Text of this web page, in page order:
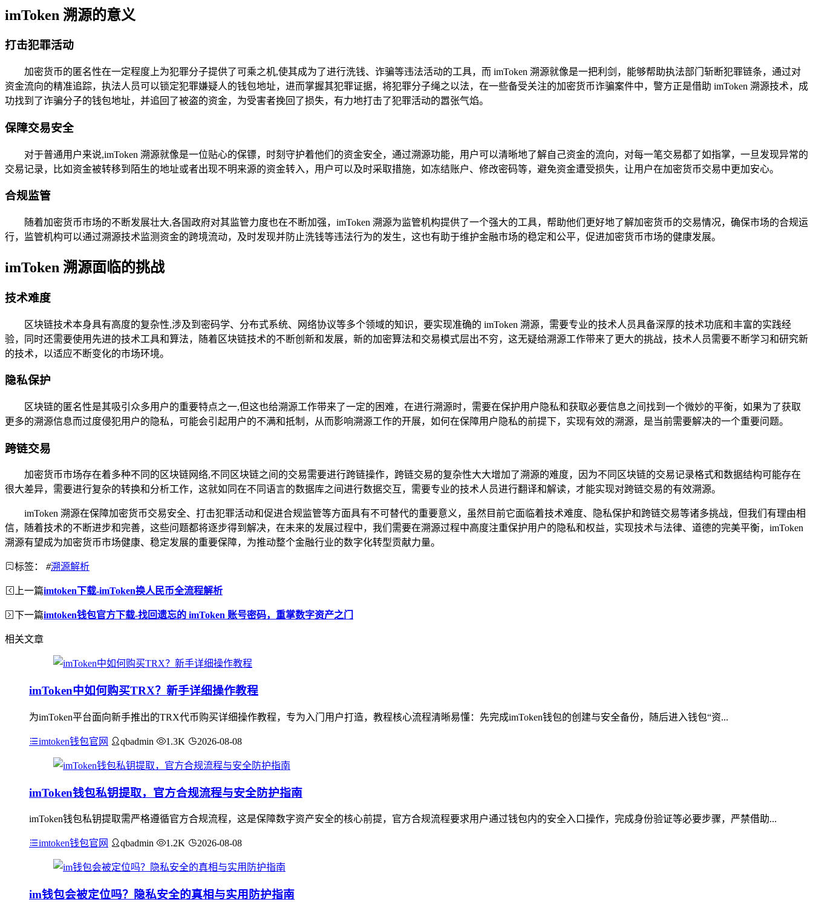
imToken 溯源的意义
打击犯罪活动
加密货币的匿名性在一定程度上为犯罪分子提供了可乘之机,使其成为了进行洗钱、诈骗等违法活动的工具，而 imToken 溯源就像是一把利剑，能够帮助执法部门斩断犯罪链条，通过对
资金流向的精准追踪，执法人员可以锁定犯罪嫌疑人的钱包地址，进而掌握其犯罪证据，将犯罪分子绳之以法，在一些备受关注的加密货币诈骗案件中，警方正是借助 imToken 溯源技术，成
功找到了诈骗分子的钱包地址，并追回了被盗的资金，为受害者挽回了损失，有力地打击了犯罪活动的嚣张气焰。
保障交易安全
对于普通用户来说,imToken 溯源就像是一位贴心的保镖，时刻守护着他们的资金安全，通过溯源功能，用户可以清晰地了解自己资金的流向，对每一笔交易都了如指掌，一旦发现异常的
交易记录，比如资金被转移到陌生的地址或者出现不明来源的资金转入，用户可以及时采取措施，如冻结账户、修改密码等，避免资金遭受损失，让用户在加密货币交易中更加安心。
合规监管
随着加密货币市场的不断发展壮大,各国政府对其监管力度也在不断加强，imToken 溯源为监管机构提供了一个强大的工具，帮助他们更好地了解加密货币的交易情况，确保市场的合规运
行，监管机构可以通过溯源技术监测资金的跨境流动，及时发现并防止洗钱等违法行为的发生，这也有助于维护金融市场的稳定和公平，促进加密货币市场的健康发展。
imToken 溯源面临的挑战
技术难度
区块链技术本身具有高度的复杂性,涉及到密码学、分布式系统、网络协议等多个领域的知识，要实现准确的 imToken 溯源，需要专业的技术人员具备深厚的技术功底和丰富的实践经
验，同时还需要使用先进的技术工具和算法，随着区块链技术的不断创新和发展，新的加密算法和交易模式层出不穷，这无疑给溯源工作带来了更大的挑战，技术人员需要不断学习和研究新
的技术，以适应不断变化的市场环境。
隐私保护
区块链的匿名性是其吸引众多用户的重要特点之一,但这也给溯源工作带来了一定的困难，在进行溯源时，需要在保护用户隐私和获取必要信息之间找到一个微妙的平衡，如果为了获取
更多的溯源信息而过度侵犯用户的隐私，可能会引起用户的不满和抵制，从而影响溯源工作的开展，如何在保障用户隐私的前提下，实现有效的溯源，是当前需要解决的一个重要问题。
跨链交易
加密货币市场存在着多种不同的区块链网络,不同区块链之间的交易需要进行跨链操作，跨链交易的复杂性大大增加了溯源的难度，因为不同区块链的交易记录格式和数据结构可能存在
很大差异，需要进行复杂的转换和分析工作，这就如同在不同语言的数据库之间进行数据交互，需要专业的技术人员进行翻译和解读，才能实现对跨链交易的有效溯源。
imToken 溯源在保障加密货币交易安全、打击犯罪活动和促进合规监管等方面具有不可替代的重要意义，虽然目前它面临着技术难度、隐私保护和跨链交易等诸多挑战，但我们有理由相
信，随着技术的不断进步和完善，这些问题都将逐步得到解决，在未来的发展过程中，我们需要在溯源过程中高度注重保护用户的隐私和权益，实现技术与法律、道德的完美平衡，imToken
溯源有望成为加密货币市场健康、稳定发展的重要保障，为推动整个金融行业的数字化转型贡献力量。
标签： #溯源解析
上一篇imtoken下载-imToken换人民币全流程解析
下一篇imtoken钱包官方下载-找回遗忘的 imToken 账号密码，重掌数字资产之门
相关文章
imToken中如何购买TRX？新手详细操作教程
为imToken平台面向新手推出的TRX代币购买详细操作教程，专为入门用户打造，教程核心流程清晰易懂：先完成imToken钱包的创建与安全备份，随后进入钱包“资...
imtoken钱包官网 qbadmin 1.3K 2026-08-08
imToken钱包私钥提取，官方合规流程与安全防护指南
imToken钱包私钥提取需严格遵循官方合规流程，这是保障数字资产安全的核心前提，官方合规流程要求用户通过钱包内的安全入口操作，完成身份验证等必要步骤，严禁借助...
imtoken钱包官网 qbadmin 1.2K 2026-08-08
im钱包会被定位吗？隐私安全的真相与实用防护指南